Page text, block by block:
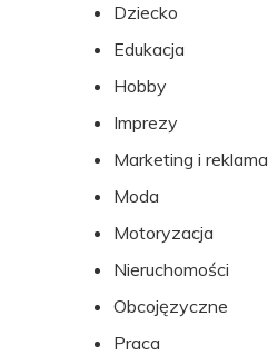
Dziecko
Edukacja
Hobby
Imprezy
Marketing i reklama
Moda
Motoryzacja
Nieruchomości
Obcojęzyczne
Praca